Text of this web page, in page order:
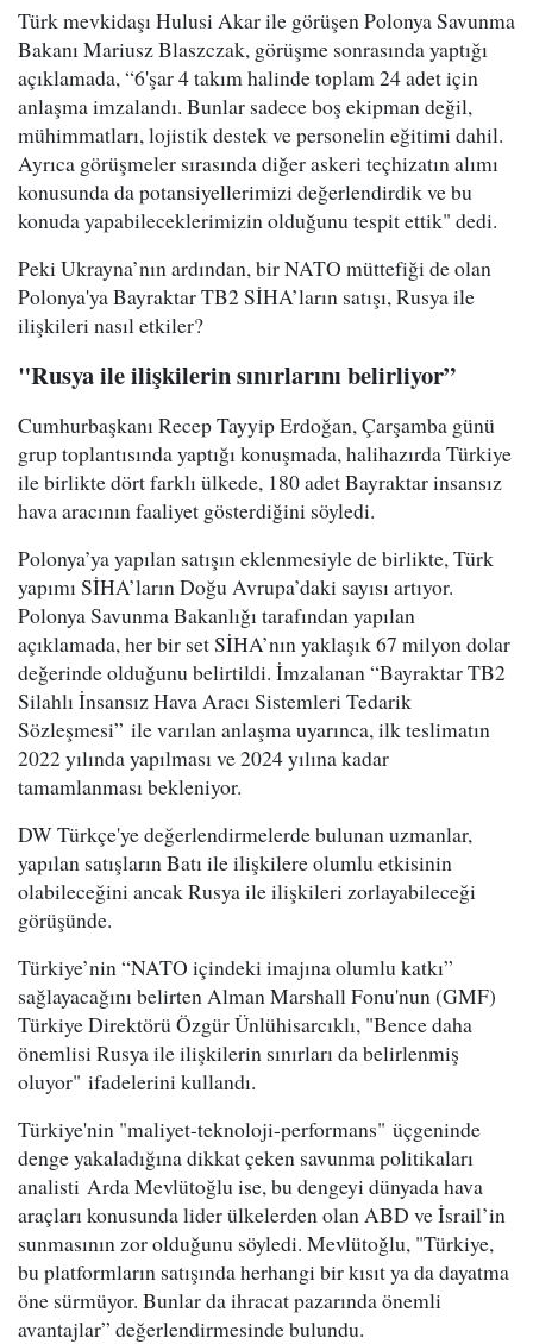
Türk mevkidaşı Hulusi Akar ile görüşen Polonya Savunma
Bakanı Mariusz Blaszczak, görüşme sonrasında yaptığı
açıklamada, “6'şar 4 takım halinde toplam 24 adet için
anlaşma imzalandı. Bunlar sadece boş ekipman değil,
mühimmatları, lojistik destek ve personelin eğitimi dahil.
Ayrıca görüşmeler sırasında diğer askeri teçhizatın alımı
konusunda da potansiyellerimizi değerlendirdik ve bu
konuda yapabileceklerimizin olduğunu tespit ettik" dedi.
Peki Ukrayna’nın ardından, bir NATO müttefiği de olan
Polonya'ya Bayraktar TB2 SİHA’ların satışı, Rusya ile
ilişkileri nasıl etkiler?
"Rusya ile ilişkilerin sınırlarını belirliyor”
Cumhurbaşkanı Recep Tayyip Erdoğan, Çarşamba günü
grup toplantısında yaptığı konuşmada, halihazırda Türkiye
ile birlikte dört farklı ülkede, 180 adet Bayraktar insansız
hava aracının faaliyet gösterdiğini söyledi.
Polonya’ya yapılan satışın eklenmesiyle de birlikte, Türk
yapımı SİHA’ların Doğu Avrupa’daki sayısı artıyor.
Polonya Savunma Bakanlığı tarafından yapılan
açıklamada, her bir set SİHA’nın yaklaşık 67 milyon dolar
değerinde olduğunu belirtildi. İmzalanan “Bayraktar TB2
Silahlı İnsansız Hava Aracı Sistemleri Tedarik
Sözleşmesi” ile varılan anlaşma uyarınca, ilk teslimatın
2022 yılında yapılması ve 2024 yılına kadar
tamamlanması bekleniyor.
DW Türkçe'ye değerlendirmelerde bulunan uzmanlar,
yapılan satışların Batı ile ilişkilere olumlu etkisinin
olabileceğini ancak Rusya ile ilişkileri zorlayabileceği
görüşünde.
Türkiye’nin “NATO içindeki imajına olumlu katkı”
sağlayacağını belirten Alman Marshall Fonu'nun (GMF)
Türkiye Direktörü Özgür Ünlühisarcıklı, "Bence daha
önemlisi Rusya ile ilişkilerin sınırları da belirlenmiş
oluyor" ifadelerini kullandı.
Türkiye'nin "maliyet-teknoloji-performans" üçgeninde
denge yakaladığına dikkat çeken savunma politikaları
analisti Arda Mevlütoğlu ise, bu dengeyi dünyada hava
araçları konusunda lider ülkelerden olan ABD ve İsrail’in
sunmasının zor olduğunu söyledi. Mevlütoğlu, "Türkiye,
bu platformların satışında herhangi bir kısıt ya da dayatma
öne sürmüyor. Bunlar da ihracat pazarında önemli
avantajlar” değerlendirmesinde bulundu.